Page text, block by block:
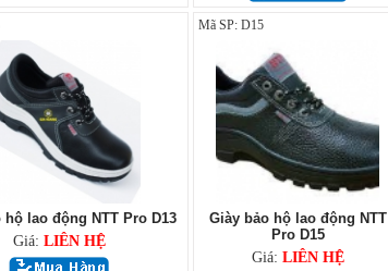
hộ lao động NTT Pro D13
Giá: LIÊN HỆ
Mã SP: D15
Giày bảo hộ lao động NTT
Pro D15
Giá: LIÊN HỆ